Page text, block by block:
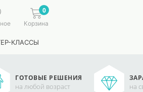
0
Корзина
КЛАССЫ
ГОТОВЫЕ РЕШЕНИЯ
на любой возраст на